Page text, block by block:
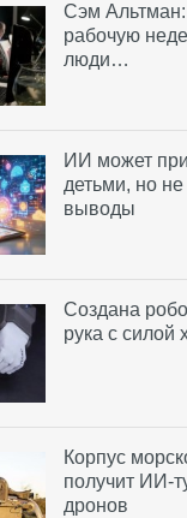
Сэм
рабочую
люди…
ИИ может
детьми, но
выводы
Создана
рука с силой
Корпус
получит ИИ-
дронов